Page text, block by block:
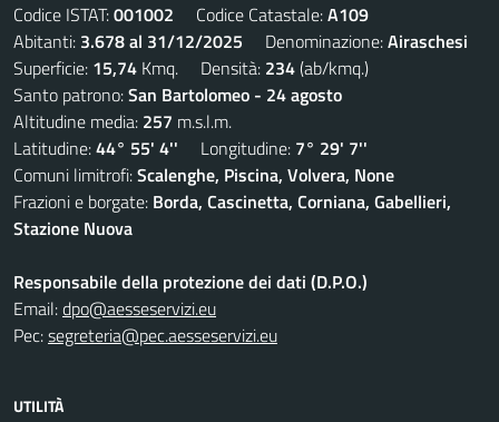
Codice ISTAT:001002 Codice Catastale:A109
Abitanti: 3.678 al 31/12/2025 Denominazione:Airaschesi
Superficie: 15,74 Kmq. Densità: 234(ab/kmq.)
Santo patrono:San Bartolomeo - 24 agosto
Altitudine media: 257 m.s.l.m.
Latitudine:44° 55' 4'' Longitudine: 7° 29' 7''
Comuni limitrofi:Scalenghe, Piscina, Volvera, None
Frazioni e borgate: Borda, Cascinetta, Corniana, Gabellieri,
Stazione Nuova
Responsabile della protezione dei dati (D.P.O.)
Email:dpo@aesseservizi.eu
Pec:segreteria@pec.aesseservizi.eu
UTILITÀ